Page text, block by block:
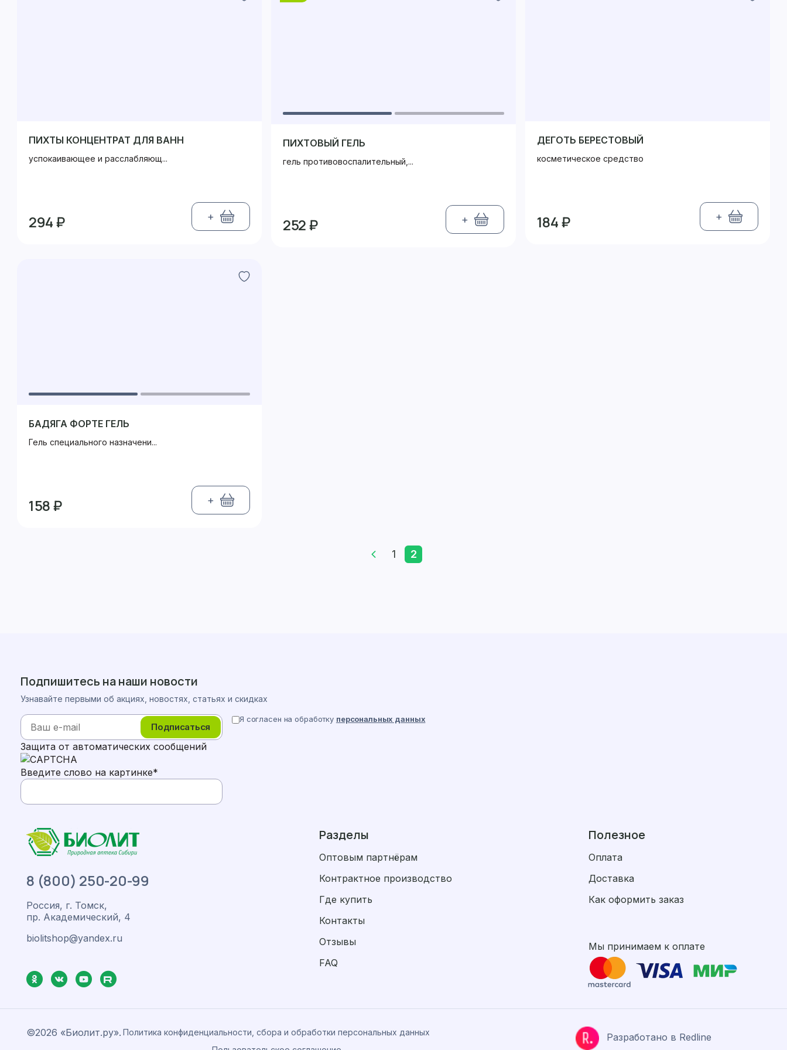
ПИХТЫ КОНЦЕНТРАТ ДЛЯ ВАНН
успокаивающее и расслабляющ...
294 ₽ +
ПИХТОВЫЙ ГЕЛЬ
гель противовоспалительный,...
252 ₽ +
ДЕГОТЬ БЕРЕСТОВЫЙ
косметическое средство
184 ₽ +
БАДЯГА ФОРТЕ ГЕЛЬ
Гель специального назначени...
158 ₽ +
1 2
8 (800) 250-20-99
Россия, г. Томск,
пр. Академический, 4
biolitshop@yandex.ru
Разделы
Оптовым партнёрам
Контрактное производство
Где купить
Контакты
Отзывы
FAQ
Полезное
Оплата
Доставка
Как оформить заказ
Мы принимаем к оплате
Подпишитесь на наши новости
Узнавайте первыми об акциях, новостях, статьях и скидках
Подписаться
Я согласен на обработку персональных данных
Защита от автоматических сообщений
Введите слово на картинке*
©2026 «Биолит.ру». Политика конфиденциальности, сбора и обработки персональных данных
Разработано в Redline